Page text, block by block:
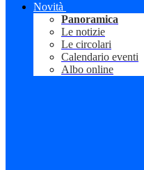
Novità
Panoramica
Le notizie
Le circolari
Calendario eventi
Albo online